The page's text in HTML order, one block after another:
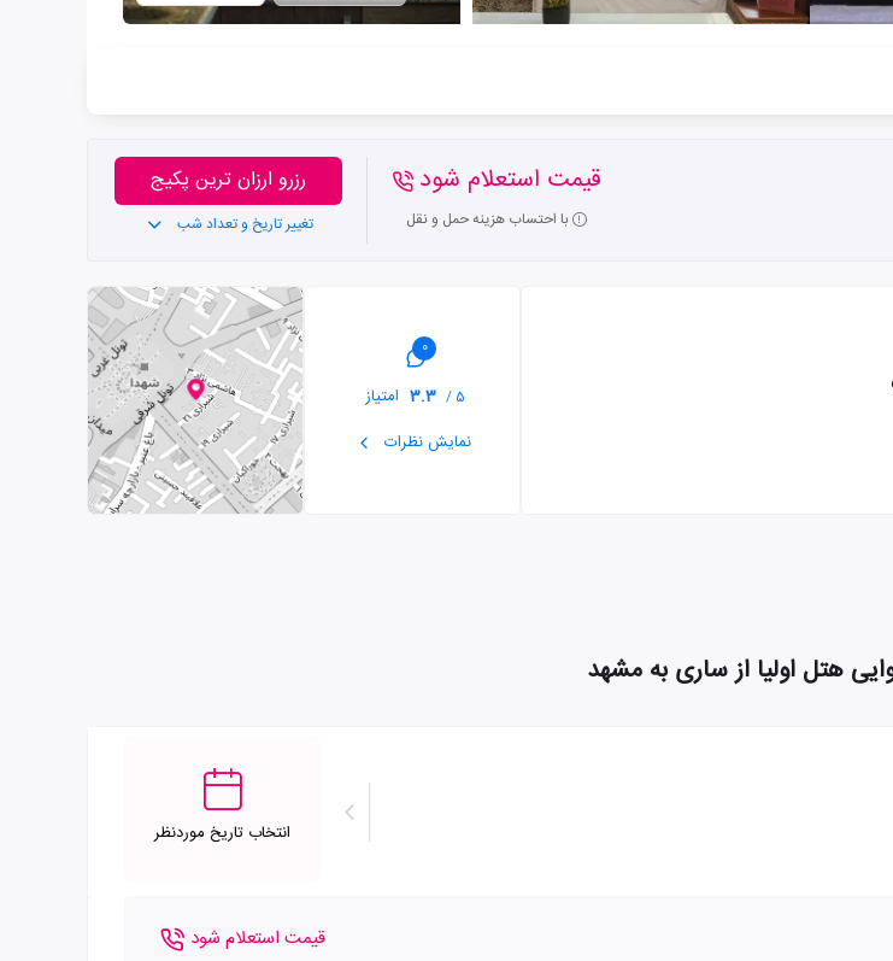
قیمت استعلام شود
با احتساب هزینه حمل و نقل
رزرو ارزان ترین پکیج
تغییر تاریخ و تعداد شب
0
5 /
3.3 امتیاز
نمایش نظرات
هتل اولیا از ساری به مشهد
انتخاب تاریخ موردنظر
قیمت استعلام شود